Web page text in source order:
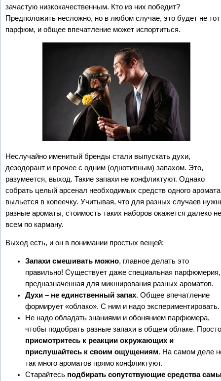
зачастую низкокачественным. Кто из них победит?
Предположить несложно, но в любом случае, это будет не тот
парфюм, и общее впечатление может испортиться.
Неслучайно именитый бренды стали выпускать духи,
дезодорант и прочее с одним (однотипным) запахом. Это,
разумеется, выход. Такие запахи не конфликтуют. Однако
собрать целый арсенал необходимых средств одного аромата
выльется в копеечку. Учитывая, что для разных случаев
разные ароматы, стоимость таких наборов окажется далеко не
всем по карману.
Выход есть, и он в понимании простых вещей:
Запахи смешивать можно, главное делать это
правильно! Существует даже специальная парфюмерия,
предназначенная для микширования разных ароматов.
Духи – не единственный запах. Общее впечатление
формирует «облако». С ним и надо экспериментировать.
Не надо обладать знаниями и обонянием парфюмера,
чтобы подобрать разные запахи в общем облаке. Просто
присмотритесь к реакции окружающих и
прислушайтесь к своим ощущениям. На самом деле
так много ароматов прямо конфликтуют.
Старайтесь подбирать сопутствующие средства